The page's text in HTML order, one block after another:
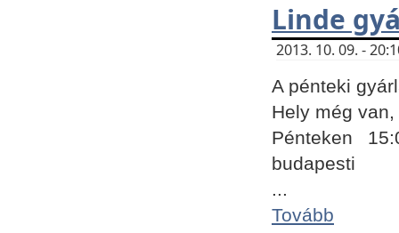
Linde
2013. 10. 09. -
A pénteki
Hely még
Pénteken
budapesti
...
Tovább